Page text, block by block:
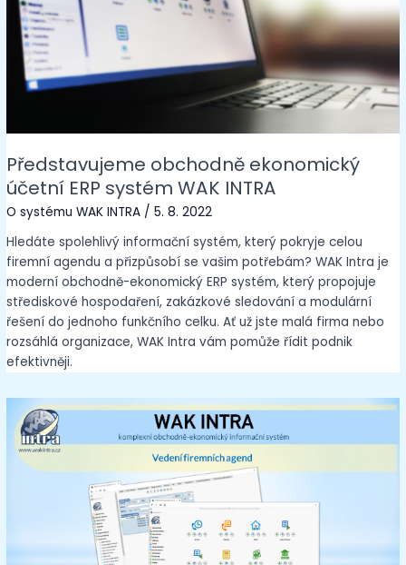
Představujeme obchodně ekonomický
účetní ERP systém WAK INTRA
O systému WAK INTRA /5. 8. 2022
Hledáte spolehlivý informační systém, který pokryje celou
firemní agendu a přizpůsobí se vašim potřebám? WAK Intra je
moderní obchodně-ekonomický ERP systém, který propojuje
střediskové hospodaření, zakázkové sledování a modulární
řešení do jednoho funkčního celku. Ať už jste malá firma nebo
rozsáhlá organizace, WAK Intra vám pomůže řídit podnik
efektivněji.